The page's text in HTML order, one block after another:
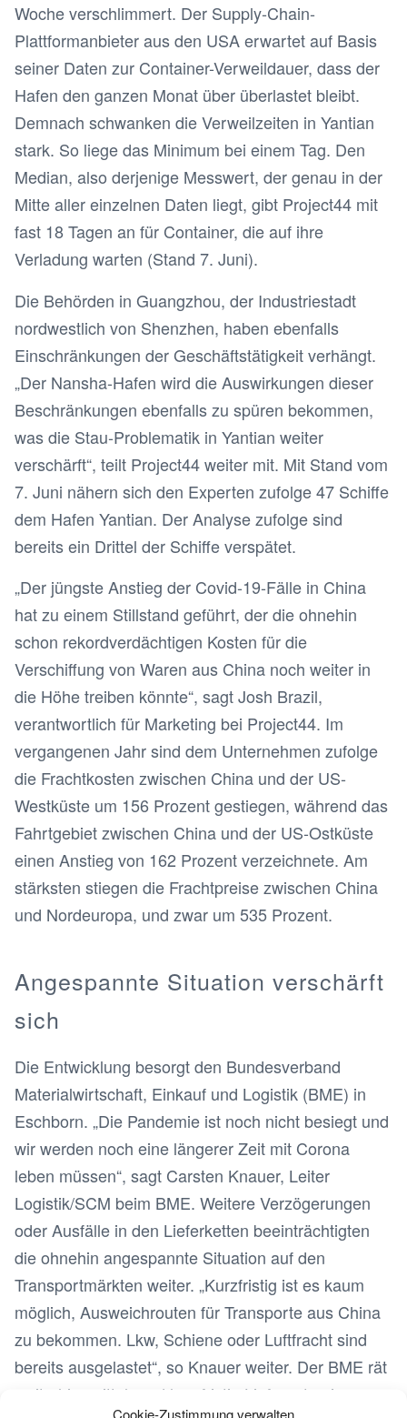
Cookie-Zustimmung verwalten
Woche verschlimmert. Der Supply-Chain-
Plattformanbieter aus den USA erwartet auf Basis
seiner Daten zur Container-Verweildauer, dass der
Hafen den ganzen Monat über überlastet bleibt.
Demnach schwanken die Verweilzeiten in Yantian
stark. So liege das Minimum bei einem Tag. Den
Median, also derjenige Messwert, der genau in der
Mitte aller einzelnen Daten liegt, gibt Project44 mit
fast 18 Tagen an für Container, die auf ihre
Verladung warten (Stand 7. Juni).
Die Behörden in Guangzhou, der Industriestadt
nordwestlich von Shenzhen, haben ebenfalls
Einschränkungen der Geschäftstätigkeit verhängt.
„Der Nansha-Hafen wird die Auswirkungen dieser
Beschränkungen ebenfalls zu spüren bekommen,
was die Stau-Problematik in Yantian weiter
verschärft“, teilt Project44 weiter mit. Mit Stand vom
7. Juni nähern sich den Experten zufolge 47 Schiffe
dem Hafen Yantian. Der Analyse zufolge sind
bereits ein Drittel der Schiffe verspätet.
„Der jüngste Anstieg der Covid-19-Fälle in China
hat zu einem Stillstand geführt, der die ohnehin
schon rekordverdächtigen Kosten für die
Verschiffung von Waren aus China noch weiter in
die Höhe treiben könnte“, sagt Josh Brazil,
verantwortlich für Marketing bei Project44. Im
vergangenen Jahr sind dem Unternehmen zufolge
die Frachtkosten zwischen China und der US-
Westküste um 156 Prozent gestiegen, während das
Fahrtgebiet zwischen China und der US-Ostküste
einen Anstieg von 162 Prozent verzeichnete. Am
stärksten stiegen die Frachtpreise zwischen China
und Nordeuropa, und zwar um 535 Prozent.
Angespannte Situation verschärft
sich
Die Entwicklung besorgt den Bundesverband
Materialwirtschaft, Einkauf und Logistik (BME) in
Eschborn. „Die Pandemie ist noch nicht besiegt und
wir werden noch eine längerer Zeit mit Corona
leben müssen“, sagt Carsten Knauer, Leiter
Logistik/SCM beim BME. Weitere Verzögerungen
oder Ausfälle in den Lieferketten beeinträchtigten
die ohnehin angespannte Situation auf den
Transportmärkten weiter. „Kurzfristig ist es kaum
möglich, Ausweichrouten für Transporte aus China
zu bekommen. Lkw, Schiene oder Luftfracht sind
bereits ausgelastet“, so Knauer weiter. Der BME rät
weiterhin, mittel- und langfristig Lieferanten in